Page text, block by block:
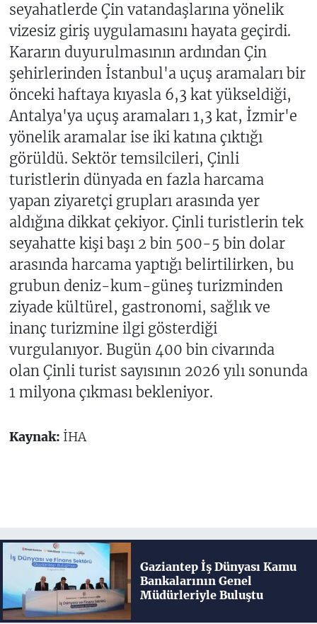
seyahatlerde Çin vatandaşlarına yönelik
vizesiz giriş uygulamasını hayata geçirdi.
Kararın duyurulmasının ardından Çin
şehirlerinden İstanbul'a uçuş aramaları bir
önceki haftaya kıyasla 6,3 kat yükseldiği,
Antalya'ya uçuş aramaları 1,3 kat, İzmir'e
yönelik aramalar ise iki katına çıktığı
görüldü. Sektör temsilcileri, Çinli
turistlerin dünyada en fazla harcama
yapan ziyaretçi grupları arasında yer
aldığına dikkat çekiyor. Çinli turistlerin tek
seyahatte kişi başı 2 bin 500-5 bin dolar
arasında harcama yaptığı belirtilirken, bu
grubun deniz-kum-güneş turizminden
ziyade kültürel, gastronomi, sağlık ve
inanç turizmine ilgi gösterdiği
vurgulanıyor. Bugün 400 bin civarında
olan Çinli turist sayısının 2026 yılı sonunda
1 milyona çıkması bekleniyor.
Kaynak: İHA
Gaziantep İş Dünyası Kamu
Bankalarının Genel
Müdürleriyle Buluştu